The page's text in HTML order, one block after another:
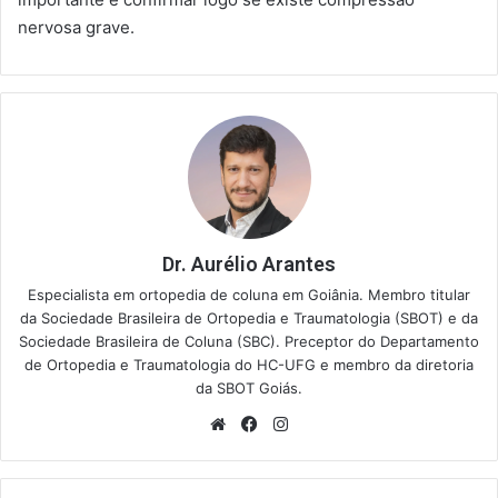
nervosa grave.
Dr. Aurélio Arantes
Especialista em ortopedia de coluna em Goiânia. Membro titular
da Sociedade Brasileira de Ortopedia e Traumatologia (SBOT) e da
Sociedade Brasileira de Coluna (SBC). Preceptor do Departamento
de Ortopedia e Traumatologia do HC-UFG e membro da diretoria
da SBOT Goiás.
WebsiteFacebook